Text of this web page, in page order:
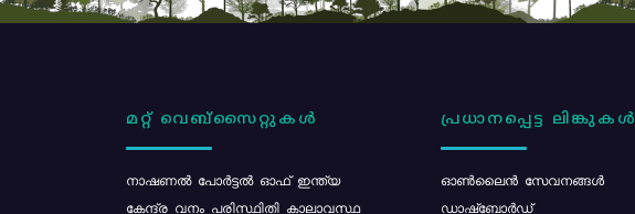
മറ്റ് വെബ്സൈറ്റുകൾ
നാഷണൽ പോർട്ടൽ ഓഫ് ഇന്ത്യ
കേന്ദ്ര വനം പരിസ്ഥിതി കാലാവസ്ഥ
പ്രധാനപ്പെട്ട ലിങ്കുകൾ
ഓൺലൈൻ സേവനങ്ങൾ
ഡാഷ്ബോർഡ്